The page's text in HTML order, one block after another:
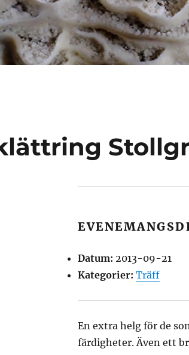
Datum: 2013-09-21
Kategorier: Träff
En extra helg för de
färdigheter. Även ett